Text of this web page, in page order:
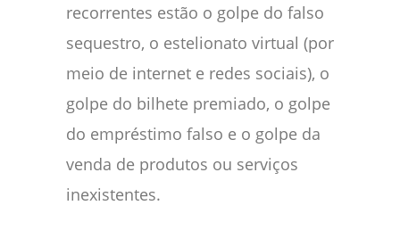
recorrentes estão o golpe do falso
sequestro, o estelionato virtual (por
meio de internet e redes sociais), o
golpe do bilhete premiado, o golpe
do empréstimo falso e o golpe da
venda de produtos ou serviços
inexistentes.